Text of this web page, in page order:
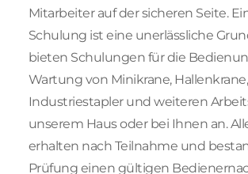
Mitarbeiter auf der sicheren Seite.
Schulung ist eine unerlässliche
bieten Schulungen für die
Wartung von Minikrane, Hallenkrane,
Industriestapler und weiteren
unserem Haus oder bei Ihnen an.
erhalten nach Teilnahme und
Prüfung einen gültigen